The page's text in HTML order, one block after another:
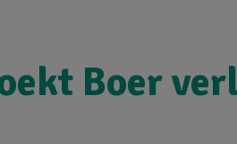
Boer